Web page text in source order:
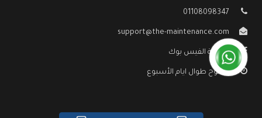
01108098347
support@the-maintenance.com
صفحة الفيس بوك
مفتوح طوال ايام الأسبوع